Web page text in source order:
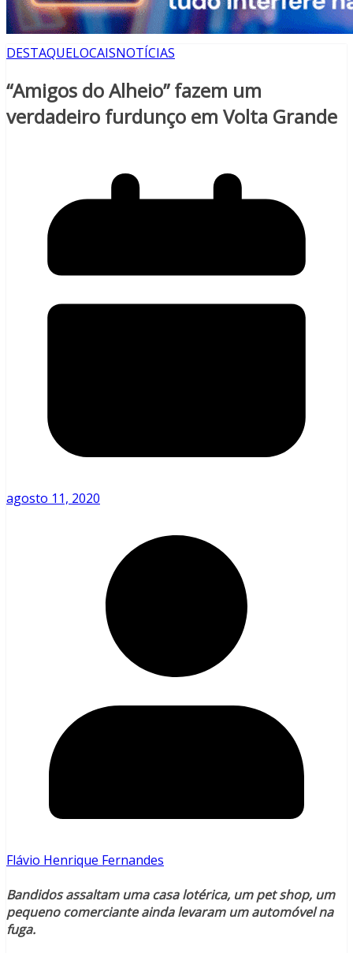
DESTAQUELOCAISNOTÍCIAS
“Amigos do Alheio” fazem um
verdadeiro furdunço em Volta Grande
agosto 11, 2020
Flávio Henrique Fernandes
Bandidos assaltam uma casa lotérica, um pet shop, um
pequeno comerciante ainda levaram um automóvel na
fuga.